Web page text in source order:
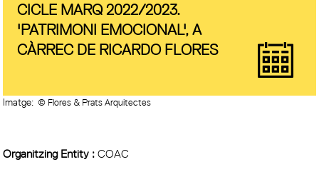
CICLE MARQ 2022/2023.
'PATRIMONI EMOCIONAL', A
CÀRREC DE RICARDO FLORES
Imatge: © Flores & Prats Arquitectes
Organitzing Entity :COAC